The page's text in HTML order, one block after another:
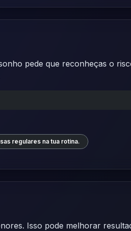
pede que reconheças o
regulares na tua rotina.
Isso pode melhorar